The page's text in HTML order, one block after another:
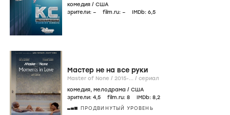
комедия / США
зрители: – film.ru: – IMDb: 6,5
Мастер не на все руки
Master of None / 2015-... / сериал
комедия, мелодрама / США
зрители: 4,5 film.ru: 8 IMDb: 8,2
ПРОДВИНУТЫЙ УРОВЕНЬ